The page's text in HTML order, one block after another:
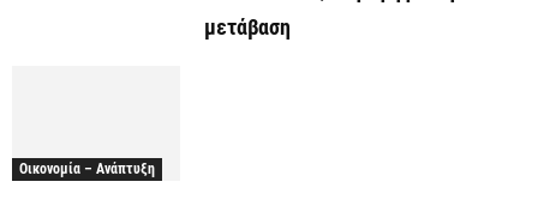
μετάβαση
Οικονομία – Ανάπτυξη